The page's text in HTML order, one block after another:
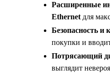
Расширенные
Ethernet для
Безопасность и
покупки и
Потрясающий
выглядит